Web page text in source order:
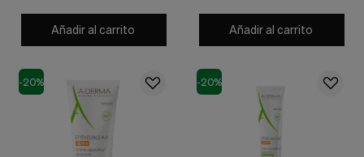
Añadir al carrito Añadir al carrito
-20% -20%